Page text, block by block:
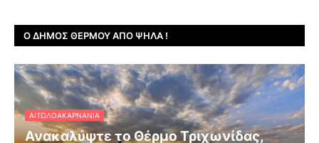
Ο ΔΉΜΟΣ ΘΈΡΜΟΥ ΑΠΌ ΨΗΛΆ !
ΑΙΤΩΛΟΑΚΑΡΝΑΝΊΑ
Ανακαλύψτε το Θέρμο Τριχωνίδας,